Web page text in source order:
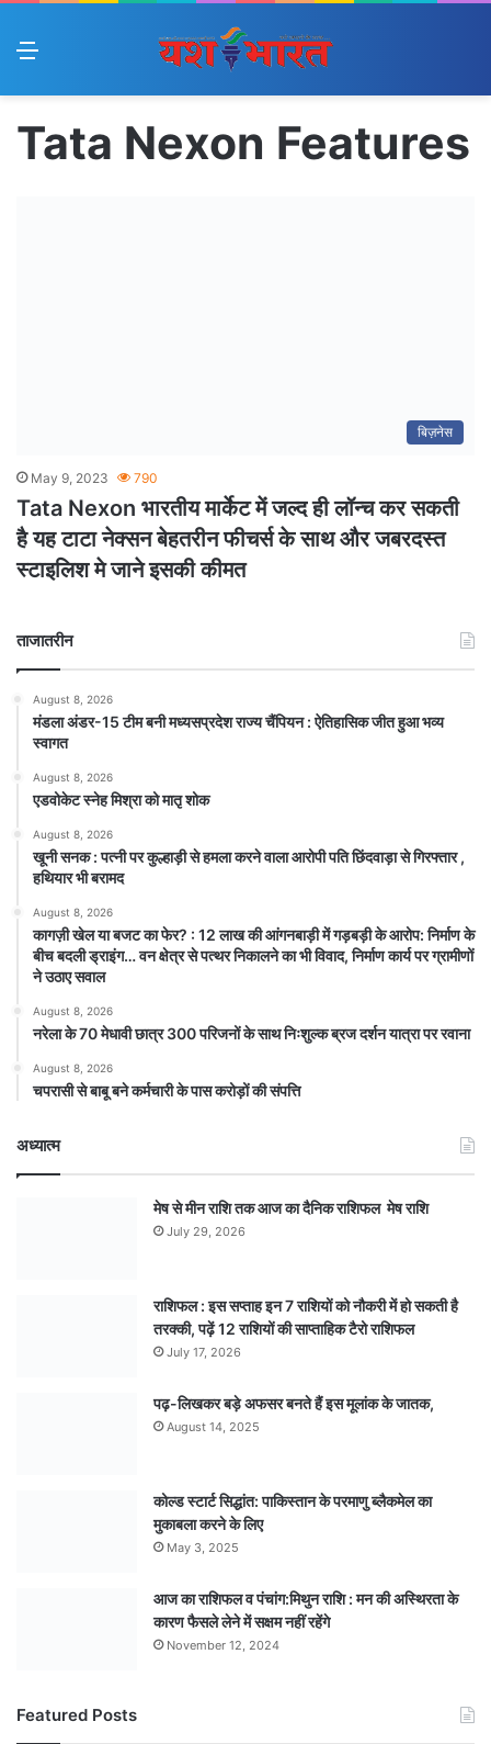
Menu
Tata Nexon Features
बिज़नेस
May 9, 2023 790
Tata Nexon भारतीय मार्केट में जल्द ही लॉन्च कर सकती
है यह टाटा नेक्सन बेहतरीन फीचर्स के साथ और जबरदस्त
स्टाइलिश मे जाने इसकी कीमत
ताजातरीन
August 8, 2026
मंडला अंडर-15 टीम बनी मध्यसप्रदेश राज्य चैंपियन : ऐतिहासिक जीत हुआ भव्य
स्वागत
August 8, 2026
एडवोकेट स्नेह मिश्रा को मातृ शोक
August 8, 2026
खूनी सनक : पत्नी पर कुल्हाड़ी से हमला करने वाला आरोपी पति छिंदवाड़ा से गिरफ्तार ,
हथियार भी बरामद
August 8, 2026
कागज़ी खेल या बजट का फेर? : 12 लाख की आंगनबाड़ी में गड़बड़ी के आरोप: निर्माण के
बीच बदली ड्राइंग… वन क्षेत्र से पत्थर निकालने का भी विवाद, निर्माण कार्य पर ग्रामीणों
ने उठाए सवाल
August 8, 2026
नरेला के 70 मेधावी छात्र 300 परिजनों के साथ निःशुल्क ब्रज दर्शन यात्रा पर रवाना
August 8, 2026
चपरासी से बाबू बने कर्मचारी के पास करोड़ों की संपत्ति
अध्यात्म
मेष से मीन राशि तक आज का दैनिक राशिफल मेष राशि
July 29, 2026
राशिफल : इस सप्ताह इन 7 राशियों को नौकरी में हो सकती है
तरक्की, पढ़ें 12 राशियों की साप्ताहिक टैरो राशिफल
July 17, 2026
पढ़-लिखकर बड़े अफसर बनते हैं इस मूलांक के जातक,
August 14, 2025
कोल्ड स्टार्ट सिद्धांत: पाकिस्तान के परमाणु ब्लैकमेल का
मुकाबला करने के लिए
May 3, 2025
आज का राशिफल व पंचांग:मिथुन राशि : मन की अस्थिरता के
कारण फैसले लेने में सक्षम नहीं रहेंगे
November 12, 2024
Featured Posts